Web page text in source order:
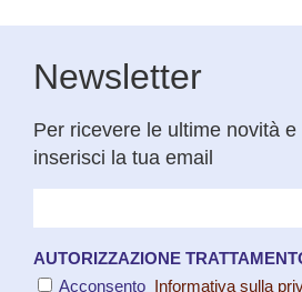
Newsletter
Per ricevere le ultime novità
inserisci la tua email
AUTORIZZAZIONE
Acconsento Informativa sulla